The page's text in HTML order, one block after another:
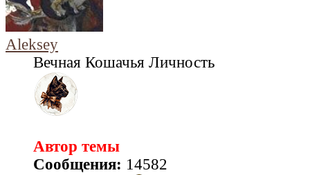
Aleksey
Вечная Кошачья Личность
Автор темы
Сообщения: 14582